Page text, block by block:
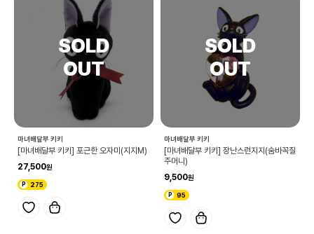
마녀배달부 키키
[마녀배달부 키키] 포근한 오자미(지지M)
27,500
275
마녀배달부 키키
[마녀배달부 키키] 장난스런지지(숨바꼭질
주머니)
9,500
95